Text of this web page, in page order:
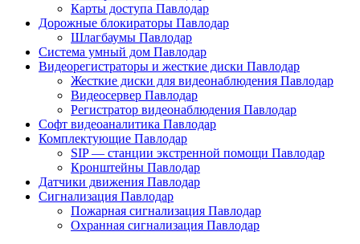
Карты доступа Павлодар
Дорожные блокираторы Павлодар
Шлагбаумы Павлодар
Система умный дом Павлодар
Видеорегистраторы и жесткие диски Павлодар
Жесткие диски для видеонаблюдения Павлодар
Видеосервер Павлодар
Регистратор видеонаблюдения Павлодар
Софт видеоаналитика Павлодар
Комплектующие Павлодар
SIP — станции экстренной помощи Павлодар
Кронштейны Павлодар
Датчики движения Павлодар
Сигнализация Павлодар
Пожарная сигнализация Павлодар
Охранная сигнализация Павлодар